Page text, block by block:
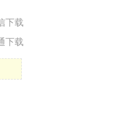
下载
下载